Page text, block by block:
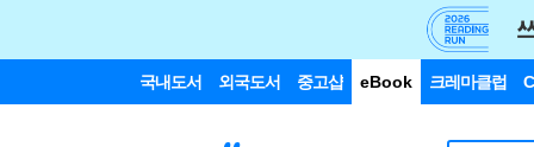
국내도서 외국도서 중고샵 eBook 크레마클럽